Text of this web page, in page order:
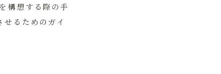
構想する際の手
るためのガイ